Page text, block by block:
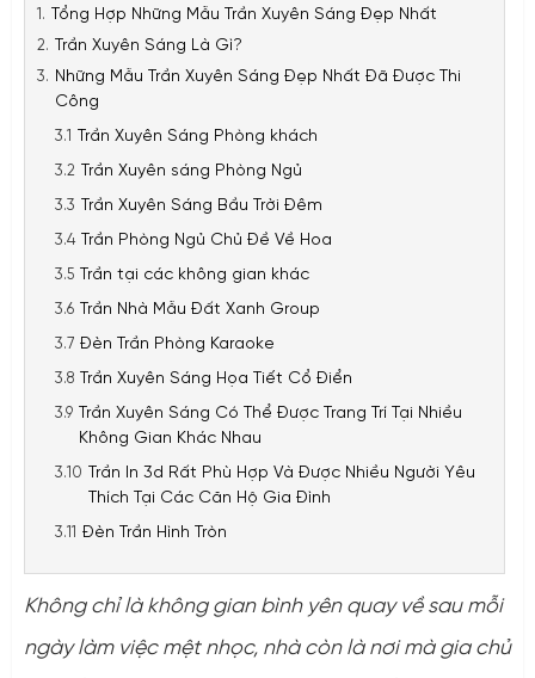
Tổng Hợp Những Mẫu Trần Xuyên Sáng Đẹp Nhất
Trần Xuyên Sáng Là Gì?
Những Mẫu Trần Xuyên Sáng Đẹp Nhất Đã Được Thi
Công
Trần Xuyên Sáng Phòng khách
Trần Xuyên sáng Phòng Ngủ
Trần Xuyên Sáng Bầu Trời Đêm
Trần Phòng Ngủ Chủ Đề Về Hoa
Trần tại các không gian khác
Trần Nhà Mẫu Đất Xanh Group
Đèn Trần Phòng Karaoke
Trần Xuyên Sáng Họa Tiết Cổ Điển
Trần Xuyên Sáng Có Thể Được Trang Trí Tại Nhiều
Không Gian Khác Nhau
Trần In 3d Rất Phù Hợp Và Được Nhiều Người Yêu
Thích Tại Các Căn Hộ Gia Đình
Đèn Trần Hình Tròn
Không chỉ là không gian bình yên quay về sau mỗi
ngày làm việc mệt nhọc, nhà còn là nơi mà gia chủ